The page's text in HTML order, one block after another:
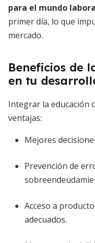
para el mundo
primer día, lo que
mercado.
Beneficios de
en tu
Integrar la educación
ventajas:
Mejores
Prevención de
Acceso a
adecuados.